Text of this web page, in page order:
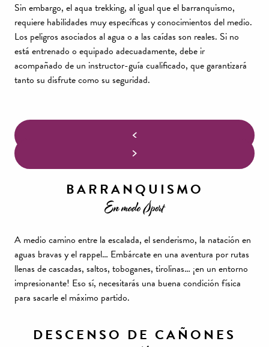
Sin embargo, el aqua trekking, al igual que el barranquismo,
requiere habilidades muy específicas y conocimientos del medio.
Los peligros asociados al agua o a las caídas son reales. Si no
está entrenado o equipado adecuadamente, debe ir
acompañado de un instructor-guía cualificado, que garantizará
tanto su disfrute como su seguridad.
BARRANQUISMO
En modo Sport
A medio camino entre la escalada, el senderismo, la natación en
aguas bravas y el rappel… Embárcate en una aventura por rutas
llenas de cascadas, saltos, toboganes, tirolinas… ¡en un entorno
impresionante! Eso sí, necesitarás una buena condición física
para sacarle el máximo partido.
DESCENSO DE CAÑONES